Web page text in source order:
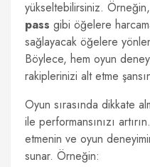
yükseltebilirsiniz.
pass gibi öğelere
sağlayacak öğelere
Böylece, hem oyun
rakiplerinizi alt etme
Oyun sırasında dikkate
ile performansınızı
etmenin ve oyun
sunar. Örneğin: